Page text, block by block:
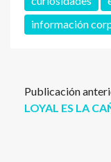
información
Publicación
LOYAL ES LA